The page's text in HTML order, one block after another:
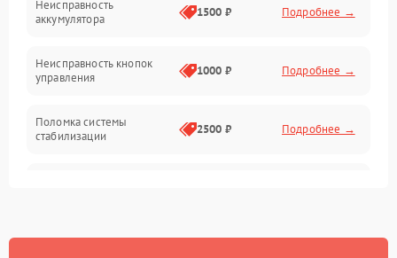
Неисправность
аккумулятора
1500 ₽ Подробнее →
Неисправность кнопок
управления
1000 ₽ Подробнее →
Поломка системы
стабилизации
2500 ₽ Подробнее →
Неисправность системы